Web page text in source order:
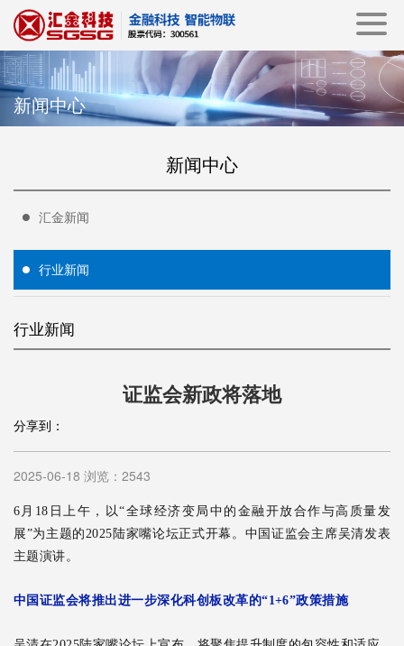
新闻中心
新闻中心
汇金新闻
行业新闻
行业新闻
证监会新政将落地
分享到：
2025-06-18 浏览：2543
6月18日上午，以“全球经济变局中的金融开放合作与高质量发
展”为主题的2025陆家嘴论坛正式开幕。中国证监会主席吴清发表
主题演讲。
中国证监会将推出进一步深化科创板改革的“1+6”政策措施